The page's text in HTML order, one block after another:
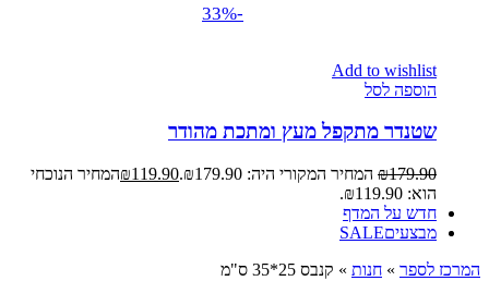
-33%
Add to wishlist
הוספה לסל
שטנדר מתקפל מעץ ומתכת מהודר
₪179.90 המחיר המקורי היה: ₪179.90. ₪119.90
המחיר הנוכחי
הוא: ₪119.90.
חדש על המדף
מבצעיםSALE
המרכז לספר » חנות » קנבס 25*35 ס"מ